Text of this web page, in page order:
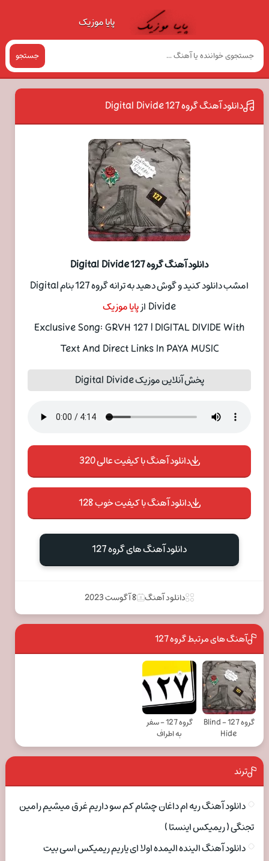
پایا موزیک
جستجو
دانلود آهنگ گروه 127 Digital Divide
دانلود آهنگ گروه 127 Digital Divide
امشب دانلود کنید و گوش دهید به ترانه گروه 127 بنام Digital
Divide از
پایا موزیک
Exclusive Song: GRVH 127 | DIGITAL DIVIDE With
Text And Direct Links In PAYA MUSIC
پخش آنلاین موزیک Digital Divide
دانلود آهنگ با کیفیت عالی 320
دانلود آهنگ با کیفیت خوب 128
دانلود آهنگ های گروه 127
دانلود آهنگ 8 آگوست 2023
آهنگ های مرتبط گروه 127
گروه 127 - Blind
Hide
گروه 127 - سفر
به اطراف
ترند
دانلود آهنگ ریه ام داغان چشام کم سو داریم غرق میشیم رامین
تجنگی ( ریمیکس اینستا )
دانلود آهنگ الینده الیمده اولا ای یاریم ریمیکس اسی بیت